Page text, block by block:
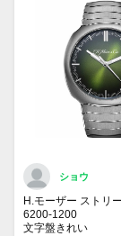
ショウ
H.モーザー ストリ
6200-1200
文字盤きれい